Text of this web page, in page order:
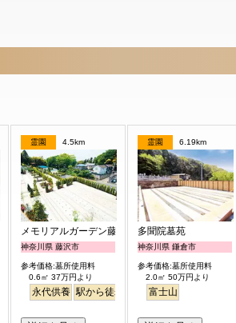
霊園 4.5km
メモリアルガーデン藤沢第2霊園
神奈川県 藤沢市
参考価格:墓所使用料
0.6㎡ 37万円より
永代供養 駅から徒歩 ペット 富士山
霊園 6.19km
多聞院墓苑
神奈川県 鎌倉市
参考価格:墓所使用料
2.0㎡ 50万円より
富士山